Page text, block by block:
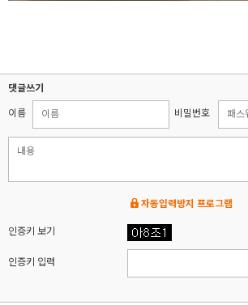
댓글쓰기
이름 비밀번호
자동입력방지 프로그램
인증키 보기
인증키 입력